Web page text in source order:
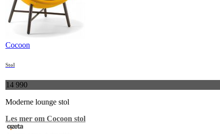
Cocoon
Stol
14 990
Moderne lounge stol
Les mer om Cocoon stol